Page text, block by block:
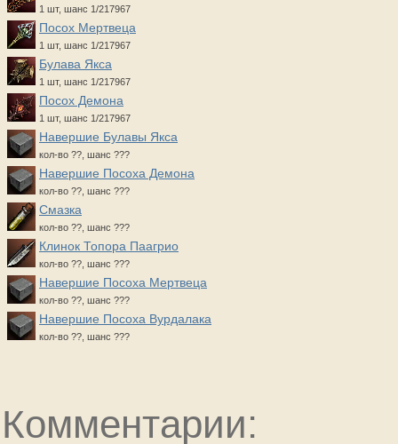
1 шт, шанс 1/217967
Посох Мертвеца
1 шт, шанс 1/217967
Булава Якса
1 шт, шанс 1/217967
Посох Демона
1 шт, шанс 1/217967
Навершие Булавы Якса
кол-во ??, шанс ???
Навершие Посоха Демона
кол-во ??, шанс ???
Смазка
кол-во ??, шанс ???
Клинок Топора Паагрио
кол-во ??, шанс ???
Навершие Посоха Мертвеца
кол-во ??, шанс ???
Навершие Посоха Вурдалака
кол-во ??, шанс ???
Комментарии: